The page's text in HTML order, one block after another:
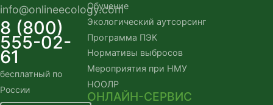
info@onlineecology.com
8 (800)
555-02-
61
бесплатный по
России
Обучение
Экологический аутсорсинг
Программа ПЭК
Нормативы выбросов
Мероприятия при НМУ
НООЛР
ОНЛАЙН-СЕРВИС